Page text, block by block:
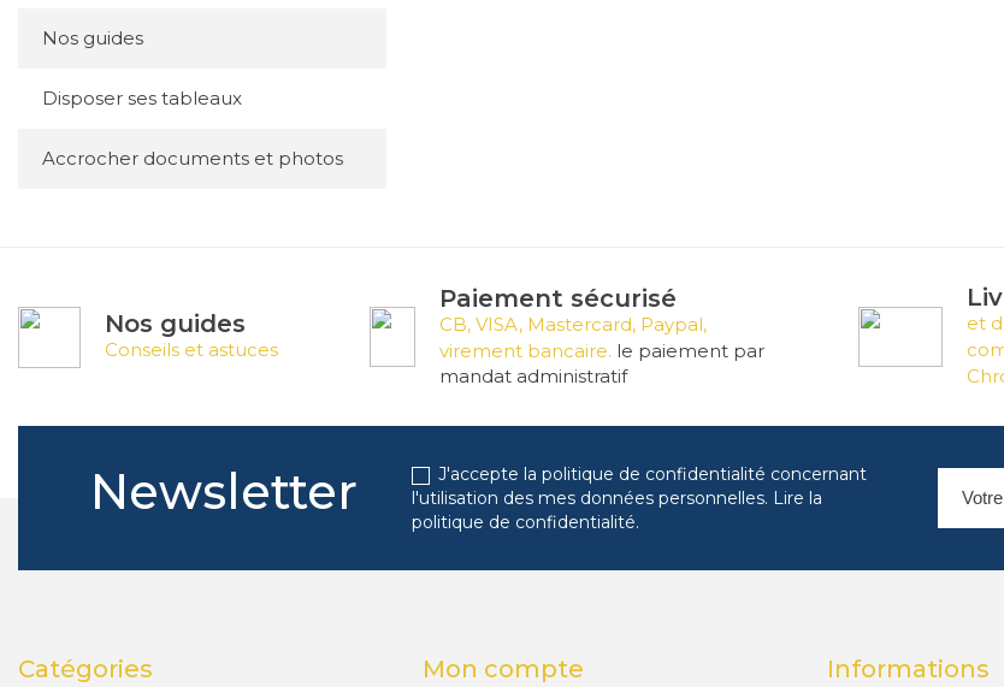
Nos guides
Disposer ses tableaux
Accrocher documents et photos
Nos guides
Conseils et astuces
Paiement sécurisé
CB, VISA, Mastercard, Paypal,
virement bancaire. le paiement par
mandat administratif
et
Newsletter
J'accepte la politique de confidentialité concernant
l'utilisation des mes données personnelles. Lire la
politique de confidentialité.
Catégories Mon compte Informations